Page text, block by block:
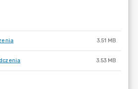
3.51 MB
3.53 MB